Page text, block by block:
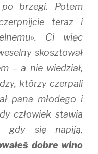
brzegi. Potem
teraz i
Ci więc
skosztował
– a nie wiedział,
którzy czerpali
pana młodego i
człowiek stawia
gdy się napiją,
dobre wino